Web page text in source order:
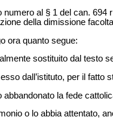
numero al § 1 del can.
della dimissione
ora quanto segue:
sostituito dal testo
dall’istituto, per il fatto
abbandonato la fede
o lo abbia attentato,